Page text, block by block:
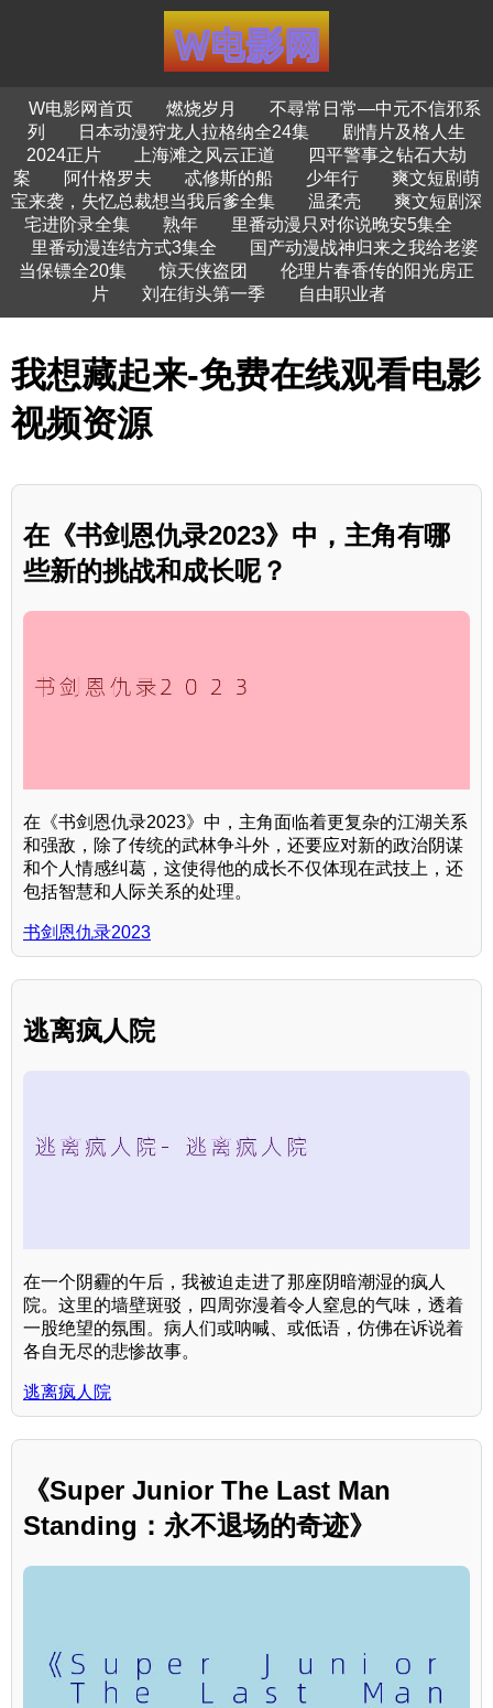
W电影网首页 燃烧岁月
不尋常日常—中元不信邪系
列
日本动漫狩龙人拉格纳全24集
剧情片及格人生
2024正片
上海滩之风云正道
四平警事之钻石大劫
案
阿什格罗夫 忒修斯的船 少年行
爽文短剧萌
宝来袭，失忆总裁想当我后爹全集
温柔壳
爽文短剧深
宅进阶录全集
熟年
里番动漫只对你说晚安5集全
里番动漫连结方式3集全
国产动漫战神归来之我给老婆
当保镖全20集
惊天侠盗团
伦理片春香传的阳光房正
片
刘在街头第一季 自由职业者
我想藏起来-免费在线观看电影
视频资源
在《书剑恩仇录2023》中，主角有哪
些新的挑战和成长呢？
在《书剑恩仇录2023》中，主角面临着更复杂的江湖关系
和强敌，除了传统的武林争斗外，还要应对新的政治阴谋
和个人情感纠葛，这使得他的成长不仅体现在武技上，还
包括智慧和人际关系的处理。
书剑恩仇录2023
逃离疯人院
在一个阴霾的午后，我被迫走进了那座阴暗潮湿的疯人
院。这里的墙壁斑驳，四周弥漫着令人窒息的气味，透着
一股绝望的氛围。病人们或呐喊、或低语，仿佛在诉说着
各自无尽的悲惨故事。
逃离疯人院
《Super Junior The Last Man
Standing：永不退场的奇迹》